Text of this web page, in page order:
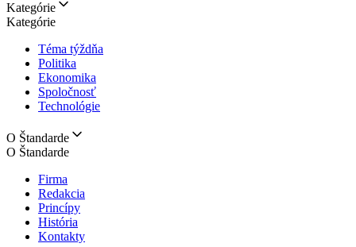
Kategórie
Kategórie
Téma týždňa
Politika
Ekonomika
Spoločnosť
Technológie
O Štandarde
O Štandarde
Firma
Redakcia
Princípy
História
Kontakty